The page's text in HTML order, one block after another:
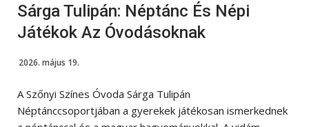
Sárga Tulipán: Néptánc És Népi
Játékok Az Óvodásoknak
2026. május 19.
A Szőnyi Színes Óvoda Sárga Tulipán
Néptánccsoportjában a gyerekek játékosan ismerkednek